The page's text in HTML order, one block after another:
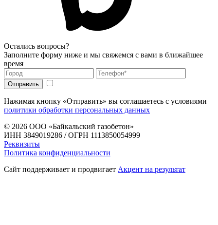
Остались вопросы?
Заполните форму ниже и мы свяжемся с вами в ближайшее
время
Нажимая кнопку «Отправить» вы соглашаетесь с условиями
политики обработки персональных данных
© 2026 ООО «Байкальский газобетон»
ИНН 3849019286 / ОГРН 1113850054999
Реквизиты
Политика конфиденциальности
Сайт поддерживает и продвигает Акцент на результат